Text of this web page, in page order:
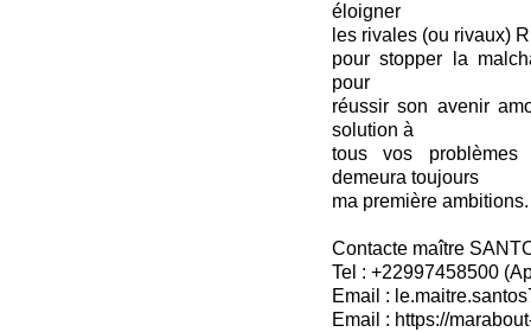
éloigner
les rivales (ou rivaux)
pour stopper la
pour
réussir son avenir
solution à
tous vos problèmes
demeura toujours
ma première
Contacte maître
Tel : +22997458500
Email :
Email : https://